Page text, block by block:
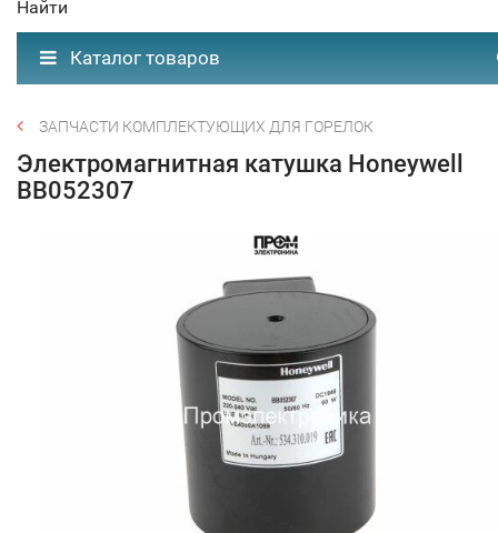
Найти
Каталог товаров
ЗАПЧАСТИ КОМПЛЕКТУЮЩИХ ДЛЯ ГОРЕЛОК
Электромагнитная катушка Honeywell
BB052307